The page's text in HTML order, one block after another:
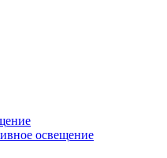
освещение